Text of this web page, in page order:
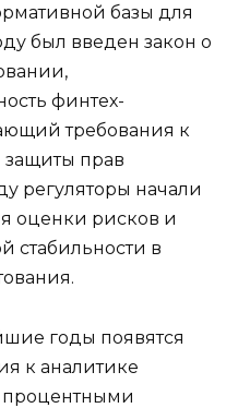
базы для
был введен закон о
финтех-
требования к
защиты прав
регуляторы начали
оценки рисков и
стабильности в
годы появятся
к аналитике
процентными